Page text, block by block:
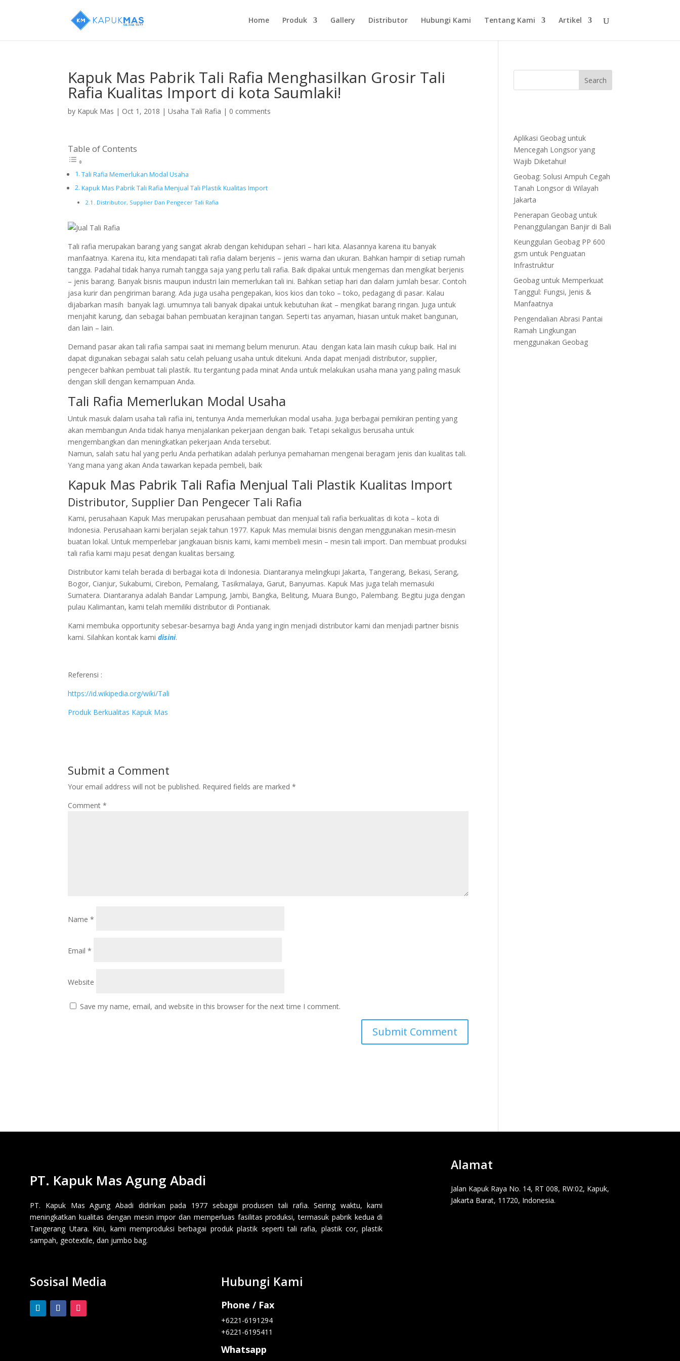
Home Produk Gallery Distributor Hubungi Kami Tentang Kami Artikel
Kapuk Mas Pabrik Tali Rafia Menghasilkan Grosir Tali
Rafia Kualitas Import di kota Saumlaki!
by Kapuk Mas | Oct 1, 2018 |Usaha Tali Rafia | 0 comments
Table of Contents
Tali Rafia Memerlukan Modal Usaha
Kapuk Mas Pabrik Tali Rafia Menjual Tali Plastik Kualitas Import
Distributor, Supplier Dan Pengecer Tali Rafia
Tali rafia merupakan barang yang sangat akrab dengan kehidupan sehari – hari kita. Alasannya karena itu banyak
manfaatnya. Karena itu, kita mendapati tali rafia dalam berjenis – jenis warna dan ukuran. Bahkan hampir di setiap rumah
tangga. Padahal tidak hanya rumah tangga saja yang perlu tali rafia. Baik dipakai untuk mengemas dan mengikat berjenis
– jenis barang. Banyak bisnis maupun industri lain memerlukan tali ini. Bahkan setiap hari dan dalam jumlah besar. Contoh
jasa kurir dan pengiriman barang. Ada juga usaha pengepakan, kios kios dan toko – toko, pedagang di pasar. Kalau
dijabarkan masih banyak lagi. umumnya tali banyak dipakai untuk kebutuhan ikat – mengikat barang ringan. Juga untuk
menjahit karung, dan sebagai bahan pembuatan kerajinan tangan. Seperti tas anyaman, hiasan untuk maket bangunan,
dan lain – lain.
Demand pasar akan tali rafia sampai saat ini memang belum menurun. Atau dengan kata lain masih cukup baik. Hal ini
dapat digunakan sebagai salah satu celah peluang usaha untuk ditekuni. Anda dapat menjadi distributor, supplier,
pengecer bahkan pembuat tali plastik. Itu tergantung pada minat Anda untuk melakukan usaha mana yang paling masuk
dengan skill dengan kemampuan Anda.
Tali Rafia Memerlukan Modal Usaha
Untuk masuk dalam usaha tali rafia ini, tentunya Anda memerlukan modal usaha. Juga berbagai pemikiran penting yang
akan membangun Anda tidak hanya menjalankan pekerjaan dengan baik. Tetapi sekaligus berusaha untuk
mengembangkan dan meningkatkan pekerjaan Anda tersebut.
Namun, salah satu hal yang perlu Anda perhatikan adalah perlunya pemahaman mengenai beragam jenis dan kualitas tali.
Yang mana yang akan Anda tawarkan kepada pembeli, baik
Kapuk Mas Pabrik Tali Rafia Menjual Tali Plastik Kualitas Import
Distributor, Supplier Dan Pengecer Tali Rafia
Kami, perusahaan Kapuk Mas merupakan perusahaan pembuat dan menjual tali rafia berkualitas di kota – kota di
Indonesia. Perusahaan kami berjalan sejak tahun 1977. Kapuk Mas memulai bisnis dengan menggunakan mesin-mesin
buatan lokal. Untuk memperlebar jangkauan bisnis kami, kami membeli mesin – mesin tali import. Dan membuat produksi
tali rafia kami maju pesat dengan kualitas bersaing.
Distributor kami telah berada di berbagai kota di Indonesia. Diantaranya melingkupi Jakarta, Tangerang, Bekasi, Serang,
Bogor, Cianjur, Sukabumi, Cirebon, Pemalang, Tasikmalaya, Garut, Banyumas. Kapuk Mas juga telah memasuki
Sumatera. Diantaranya adalah Bandar Lampung, Jambi, Bangka, Belitung, Muara Bungo, Palembang. Begitu juga dengan
pulau Kalimantan, kami telah memiliki distributor di Pontianak.
Kami membuka opportunity sebesar-besarnya bagi Anda yang ingin menjadi distributor kami dan menjadi partner bisnis
kami. Silahkan kontak kamidisini.
Referensi :
https://id.wikipedia.org/wiki/Tali
Produk Berkualitas Kapuk Mas
Submit a Comment
Your email address will not be published. Required fields are marked*
Comment*
Name*
Email*
Website
Save my name, email, and website in this browser for the next time I comment.
Aplikasi Geobag untuk
Mencegah Longsor yang
Wajib Diketahui!
Geobag: Solusi Ampuh Cegah
Tanah Longsor di Wilayah
Jakarta
Penerapan Geobag untuk
Penanggulangan Banjir di Bali
Keunggulan Geobag PP 600
gsm untuk Penguatan
Infrastruktur
Geobag untuk Memperkuat
Tanggul: Fungsi, Jenis &
Manfaatnya
Pengendalian Abrasi Pantai
Ramah Lingkungan
menggunakan Geobag
PT. Kapuk Mas Agung Abadi
PT. Kapuk Mas Agung Abadi didirikan pada 1977 sebagai produsen tali rafia. Seiring waktu, kami
meningkatkan kualitas dengan mesin impor dan memperluas fasilitas produksi, termasuk pabrik kedua di
Tangerang Utara. Kini, kami memproduksi berbagai produk plastik seperti tali rafia, plastik cor, plastik
sampah, geotextile, dan jumbo bag.
Sosisal Media Hubungi Kami
Phone / Fax
+6221-6191294
+6221-6195411
Whatsapp
Alamat
Jalan Kapuk Raya No. 14, RT 008, RW:02, Kapuk,
Jakarta Barat, 11720, Indonesia.